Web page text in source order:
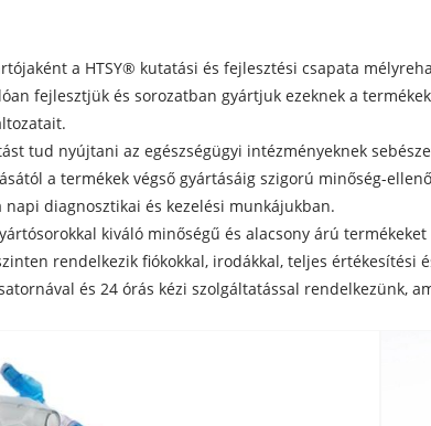
a HTSY® kutatási és fejlesztési csapata
fejlesztjük és sorozatban gyártjuk ezeknek a
tud nyújtani az egészségügyi intézményeknek
a termékek végső gyártásáig szigorú minőség-
napi diagnosztikai és kezelési munkájukban.
kiváló minőségű és alacsony árú
rendelkezik fiókokkal, irodákkal, teljes
és 24 órás kézi szolgáltatással rendelkezünk,